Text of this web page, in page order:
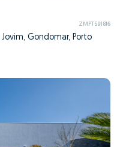
ZMPT591816
Gondomar, Porto